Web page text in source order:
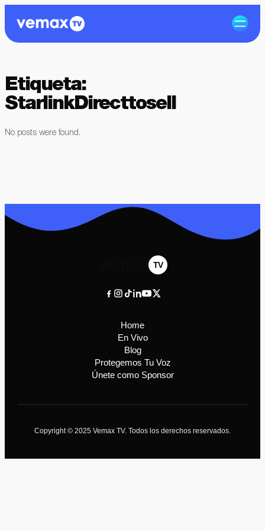
Etiqueta:
StarlinkDirecttosell
No posts were found.
TV
Home
En Vivo
Blog
Protegemos Tu Voz
Únete como Sponsor
Copyright © 2025 Vemax TV. Todos los derechos reservados.